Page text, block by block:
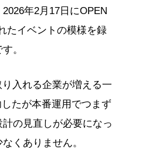
年2月17日にOPEN
たイベントの模様を録
。
入れる企業が増える一
たが本番運用でつまず
の見直しが必要になっ
くありません。